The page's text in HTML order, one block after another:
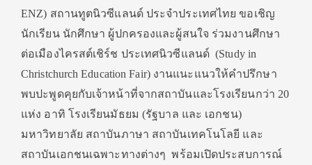
ENZ) สถานทูตนิวซีแลนด์ ประจำประเทศไทย ขอเชิญ
นักเรียน นักศึกษา ผู้ปกครองและผู้สนใจ ร่วมงานศึกษา
ต่อเมืองไครสต์เชิร์ช ประเทศนิวซีแลนด์ (Study in
Christchurch Education Fair) งานแนะแนวให้คำปรึกษา
พบปะพูดคุยกับเจ้าหน้าที่จากสถาบันและโรงเรียนกว่า 20
แห่ง อาทิ โรงเรียนมัธยม (รัฐบาล และ เอกชน)
มหาวิทยาลัย สถาบันภาษา สถาบันเทคโนโลยี และ
สถาบันเอกชนเฉพาะทางต่างๆ พร้อมเปิดประสบการณ์